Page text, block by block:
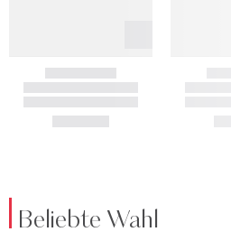
Beliebte Wahl